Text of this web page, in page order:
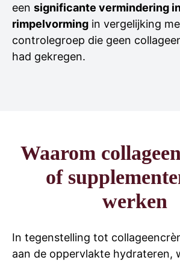
een significante vermindering
rimpelvorming in vergelijking
controlegroep die geen
had gekregen.
Waarom
of
werken
In tegenstelling tot
aan de oppervlakte hydrateren,